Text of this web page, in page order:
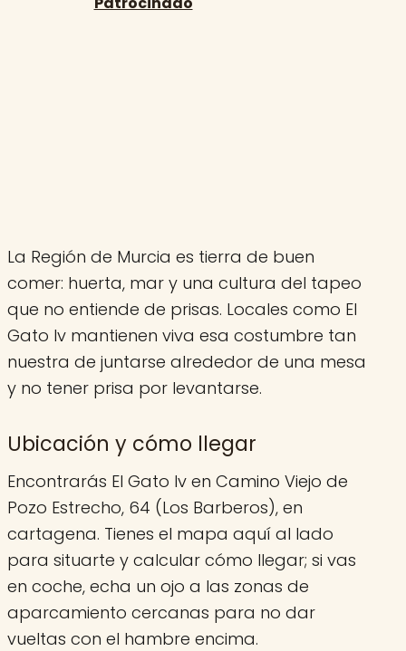
La Región de Murcia es tierra de buen
comer: huerta, mar y una cultura del tapeo
que no entiende de prisas. Locales como El
Gato Iv mantienen viva esa costumbre tan
nuestra de juntarse alrededor de una mesa
y no tener prisa por levantarse.
Ubicación y cómo llegar
Encontrarás El Gato Iv en Camino Viejo de
Pozo Estrecho, 64 (Los Barberos), en
cartagena. Tienes el mapa aquí al lado
para situarte y calcular cómo llegar; si vas
en coche, echa un ojo a las zonas de
aparcamiento cercanas para no dar
vueltas con el hambre encima.